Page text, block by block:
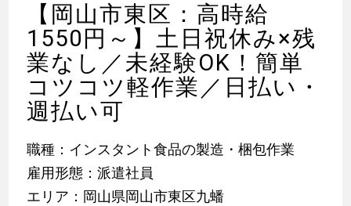
【岡山市東区：高時給
1550円～】土日祝休み×残
業なし／未経験OK！簡単
コツコツ軽作業／日払い・
週払い可
職種：インスタント食品の製造・梱包作業
雇用形態：派遣社員
エリア：岡山県岡山市東区九蟠